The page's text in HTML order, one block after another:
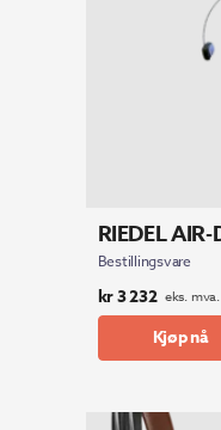
RIEDEL
Bestillingsvare
kr3 232 eks. mva.
Kjøp nå